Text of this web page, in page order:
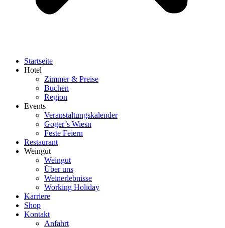
Startseite
Hotel
Zimmer & Preise
Buchen
Region
Events
Veranstaltungskalender
Goger’s Wiesn
Feste Feiern
Restaurant
Weingut
Weingut
Über uns
Weinerlebnisse
Working Holiday
Karriere
Shop
Kontakt
Anfahrt